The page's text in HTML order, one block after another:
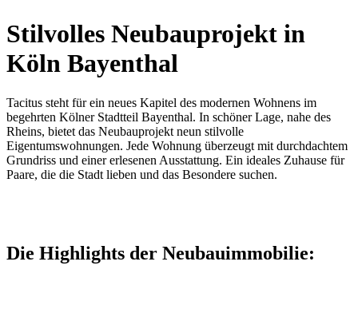
Stilvolles Neubauprojekt in
Köln Bayenthal
Tacitus steht für ein neues Kapitel des modernen Wohnens im
begehrten Kölner Stadtteil Bayenthal. In schöner Lage, nahe des
Rheins, bietet das Neubauprojekt neun stilvolle
Eigentumswohnungen. Jede Wohnung überzeugt mit durchdachtem
Grundriss und einer erlesenen Ausstattung. Ein ideales Zuhause für
Paare, die die Stadt lieben und das Besondere suchen.
Die Highlights der Neubauimmobilie: